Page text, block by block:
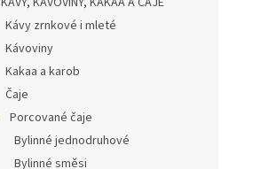
Kávy zrnkové i mleté
Kávoviny
Kakaa a karob
Čaje
Porcované čaje
Bylinné jednodruhové
Bylinné směsi